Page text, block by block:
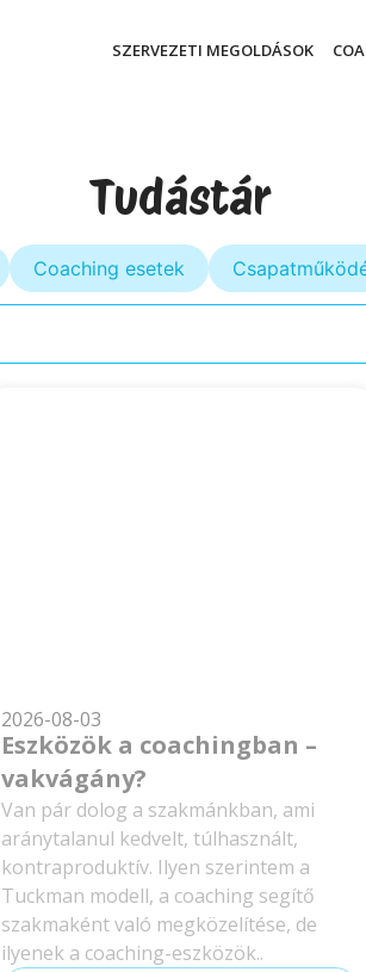
SZERVEZETI MEGOLDÁSOK
Tudástár
Coaching esetek
2026-08-03
Eszközök a coachingban –
vakvágány?
Van pár dolog a szakmánkban, ami
aránytalanul kedvelt, túlhasznált,
kontraproduktív. Ilyen szerintem a
Tuckman modell, a coaching segítő
szakmaként való megközelítése, de
ilyenek a coaching-eszközök..